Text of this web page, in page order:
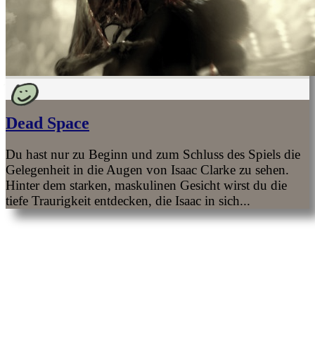
Dead Space
Du hast nur zu Beginn und zum Schluss des Spiels die
Gelegenheit in die Augen von Isaac Clarke zu sehen.
Hinter dem starken, maskulinen Gesicht wirst du die
tiefe Traurigkeit entdecken, die Isaac in sich...